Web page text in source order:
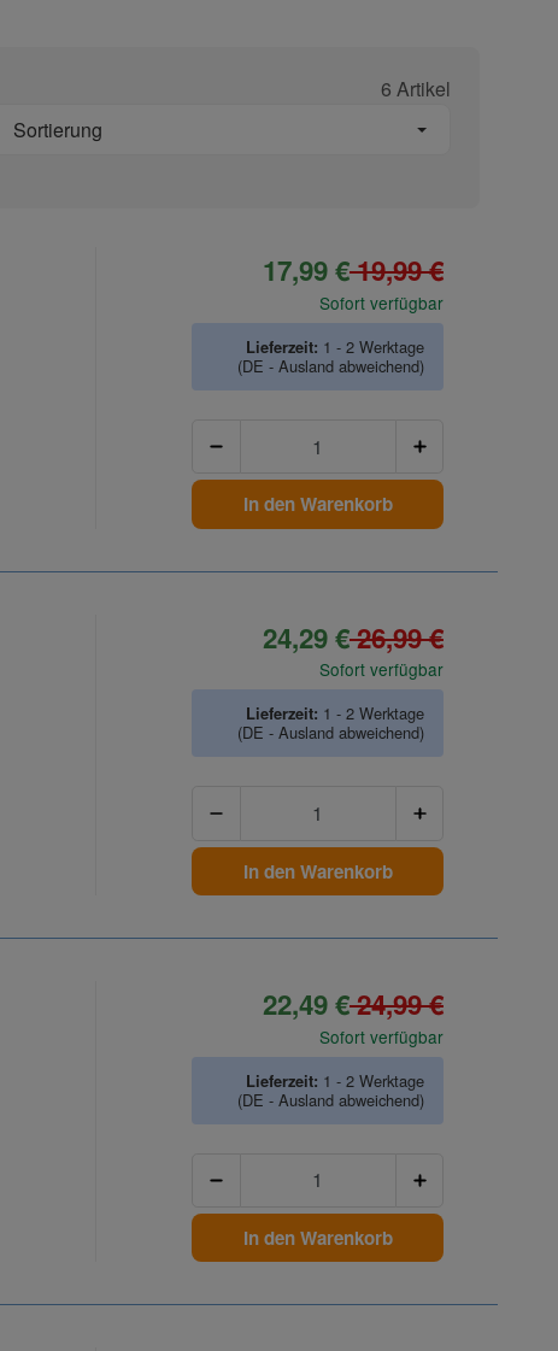
6 Artikel
Sortierung
17,99 €19,99 €
Sofort verfügbar
Lieferzeit: 1 - 2 Werktage
(DE - Ausland abweichend)
In den Warenkorb
24,29 €26,99 €
Sofort verfügbar
Lieferzeit: 1 - 2 Werktage
(DE - Ausland abweichend)
In den Warenkorb
22,49 €24,99 €
Sofort verfügbar
Lieferzeit: 1 - 2 Werktage
(DE - Ausland abweichend)
In den Warenkorb